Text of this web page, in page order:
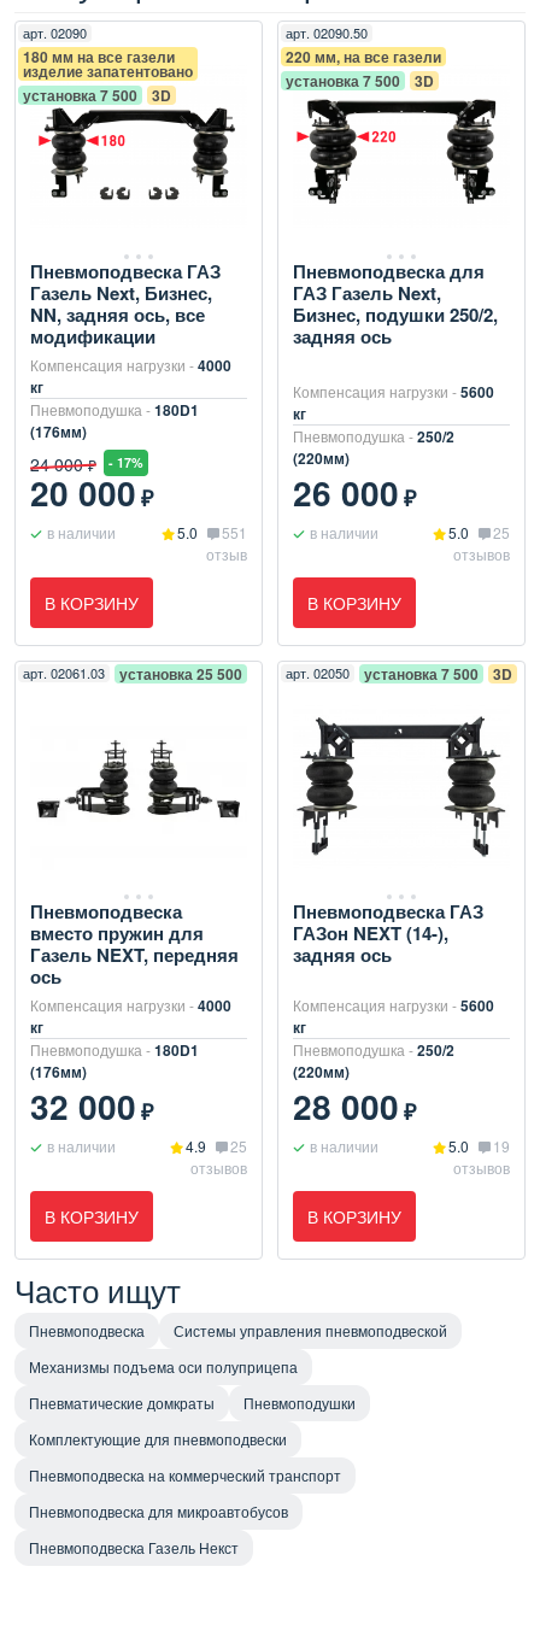
арт. 02090
180 мм на все газели
изделие запатентовано
установка 7 500
3D
Пневмоподвеска ГАЗ
Газель Next, Бизнес,
NN, задняя ось, все
модификации
Компенсация нагрузки -4000
кг
Пневмоподушка -180D1
(176мм)
24 000 ₽ - 17%
20 000₽
в наличии 5.0
551
отзыв
В КОРЗИНУ
арт. 02090.50
220 мм, на все газели
установка 7 500
3D
Пневмоподвеска для
ГАЗ Газель Next,
Бизнес, подушки 250/2,
задняя ось
Компенсация нагрузки -5600
кг
Пневмоподушка -250/2
(220мм)
26 000₽
в наличии 5.0
25
отзывов
В КОРЗИНУ
арт. 02061.03 установка 25 500
Пневмоподвеска
вместо пружин для
Газель NEXT, передняя
ось
Компенсация нагрузки -4000
кг
Пневмоподушка -180D1
(176мм)
32 000₽
в наличии 4.9
25
отзывов
В КОРЗИНУ
арт. 02050 установка 7 500 3D
Пневмоподвеска ГАЗ
ГАЗон NEXT (14-),
задняя ось
Компенсация нагрузки -5600
кг
Пневмоподушка -250/2
(220мм)
28 000₽
в наличии 5.0
19
отзывов
В КОРЗИНУ
Часто ищут
Пневмоподвеска
Системы управления пневмоподвеской
Механизмы подъема оси полуприцепа
Пневматические домкраты
Пневмоподушки
Комплектующие для пневмоподвески
Пневмоподвеска на коммерческий транспорт
Пневмоподвеска для микроавтобусов
Пневмоподвеска Газель Некст